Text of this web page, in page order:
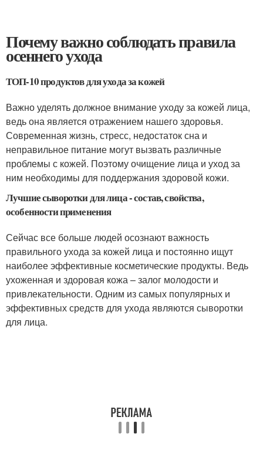
Почему важно соблюдать правила
осеннего ухода
ТОП-10 продуктов для ухода за кожей
Важно уделять должное внимание уходу за кожей лица,
ведь она является отражением нашего здоровья.
Современная жизнь, стресс, недостаток сна и
неправильное питание могут вызвать различные
проблемы с кожей. Поэтому очищение лица и уход за
ним необходимы для поддержания здоровой кожи.
Лучшие сыворотки для лица - состав, свойства,
особенности применения
Сейчас все больше людей осознают важность
правильного ухода за кожей лица и постоянно ищут
наиболее эффективные косметические продукты. Ведь
ухоженная и здоровая кожа – залог молодости и
привлекательности. Одним из самых популярных и
эффективных средств для ухода являются сыворотки
для лица.